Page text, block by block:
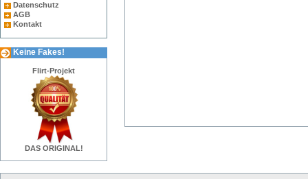
Datenschutz
AGB
Kontakt
Keine Fakes!
Flirt-Projekt
DAS ORIGINAL!